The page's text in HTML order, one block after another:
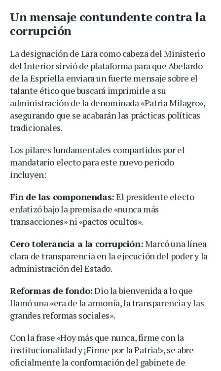
Un mensaje contundente contra la
corrupción
La designación de Lara como cabeza del Ministerio
del Interior sirvió de plataforma para que Abelardo
de la Espriella enviara un fuerte mensaje sobre el
talante ético que buscará imprimirle a su
administración de la denominada «Patria Milagro»,
asegurando que se acabarán las prácticas políticas
tradicionales.
Los pilares fundamentales compartidos por el
mandatario electo para este nuevo periodo
incluyen:
Fin de las componendas:El presidente electo
enfatizó bajo la premisa de «nunca más
transacciones» ni «pactos ocultos».
Cero tolerancia a la corrupción:Marcó una línea
clara de transparencia en la ejecución del poder y la
administración del Estado.
Reformas de fondo:Dio la bienvenida a lo que
llamó una «era de la armonía, la transparencia y las
grandes reformas sociales».
Con la frase «Hoy más que nunca, firme con la
institucionalidad y ¡Firme por la Patria!», se abre
oficialmente la conformación del gabinete de